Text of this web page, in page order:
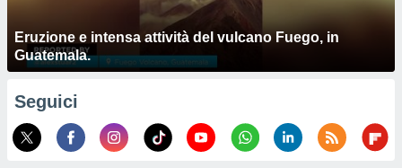
Eruzione e intensa attività del vulcano Fuego, in
Guatemala.
Seguici